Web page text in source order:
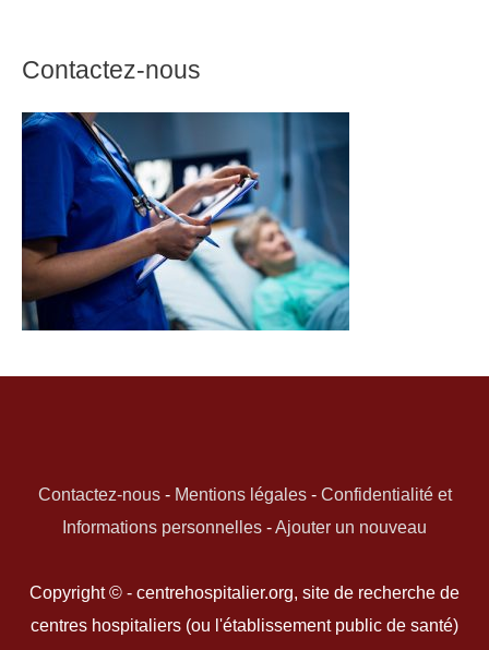
Contactez-nous
Contactez-nous- Mentions légales- Confidentialité et
Informations personnelles -Ajouter un nouveau
Copyright © - centrehospitalier.org, site de recherche de
centres hospitaliers (ou l'établissement public de santé)